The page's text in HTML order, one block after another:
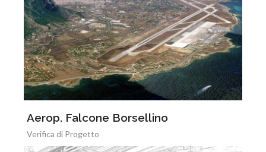
Aerop. Falcone Borsellino
Verifica di Progetto